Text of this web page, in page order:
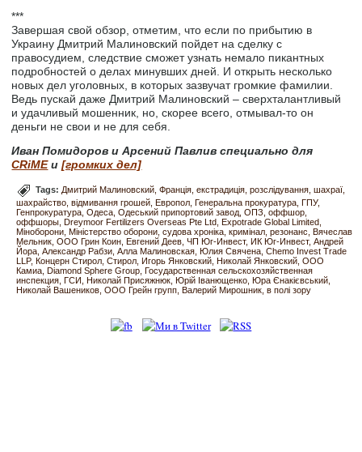
***
Завершая свой обзор, отметим, что если по прибытию в
Украину Дмитрий Малиновский пойдет на сделку с
правосудием, следствие сможет узнать немало пикантных
подробностей о делах минувших дней. И открыть несколько
новых дел уголовных, в которых зазвучат громкие фамилии.
Ведь пускай даже Дмитрий Малиновский – сверхталантливый
и удачливый мошенник, но, скорее всего, отмывал-то он
деньги не свои и не для себя.
Иван Помидоров и Арсений Павлив специально для
CRiME и [громких дел]
Tags: Дмитрий Малиновский Франція екстрадиція розслідування шахраї
шахрайство відмивання грошей Европол Генеральна прокуратура ГПУ
Генпрокуратура Одеса Одеський припортовий завод ОПЗ
оффшор
оффшоры Dreymoor Fertilizers Overseas Pte Ltd Expotrade Global Limited
Міноборони Міністерство оборони судова хроніка кримінал резонанс
Вячеслав
Мельник ООО Грин Коин Евгений Деев ЧП Юг-Инвест ИК Юг-Инвест Андрей
Йора Александр Рабзи Алла Малиновская Юлия Свячена Chemo Invest Trade
LLP Концерн Стирол Стирол Игорь Янковский Николай Янковский ООО
Камиа Diamond Sphere Group Государственная сельскохозяйственная
инспекция ГСИ Николай Присяжнюк Юрій Іванющенко Юра Єнакієвський
Николай Вашеников ООО Грейн групп Валерий Мирошник в полі зору